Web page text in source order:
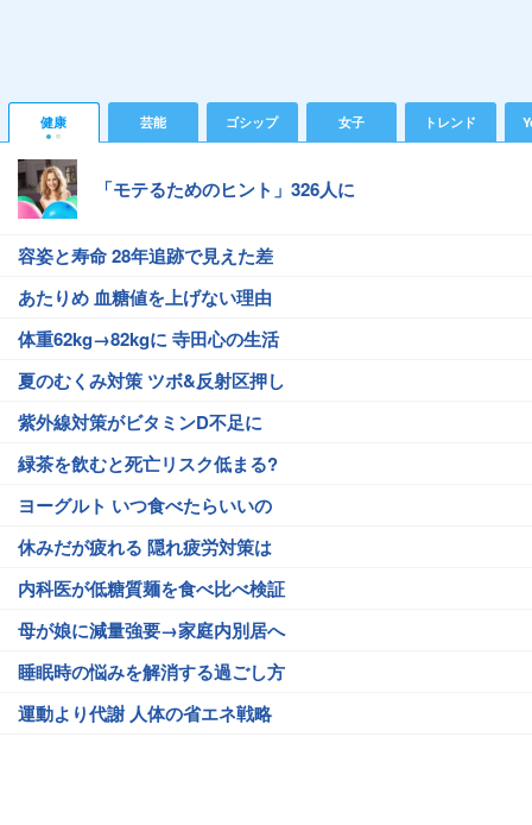
健康 芸能 ゴシップ 女子 トレンド
「モテるためのヒント」326人に
容姿と寿命 28年追跡で見えた差
あたりめ 血糖値を上げない理由
体重62kg→82kgに 寺田心の生活
夏のむくみ対策 ツボ&反射区押し
紫外線対策がビタミンD不足に
緑茶を飲むと死亡リスク低まる?
ヨーグルト いつ食べたらいいの
休みだが疲れる 隠れ疲労対策は
内科医が低糖質麺を食べ比べ検証
母が娘に減量強要→家庭内別居へ
睡眠時の悩みを解消する過ごし方
運動より代謝 人体の省エネ戦略